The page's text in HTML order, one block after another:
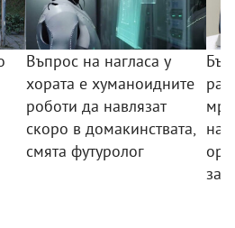
Въпрос на нагласа у
хората е хуманоидните
роботи да навлязат
скоро в домакинствата,
смята футуролог